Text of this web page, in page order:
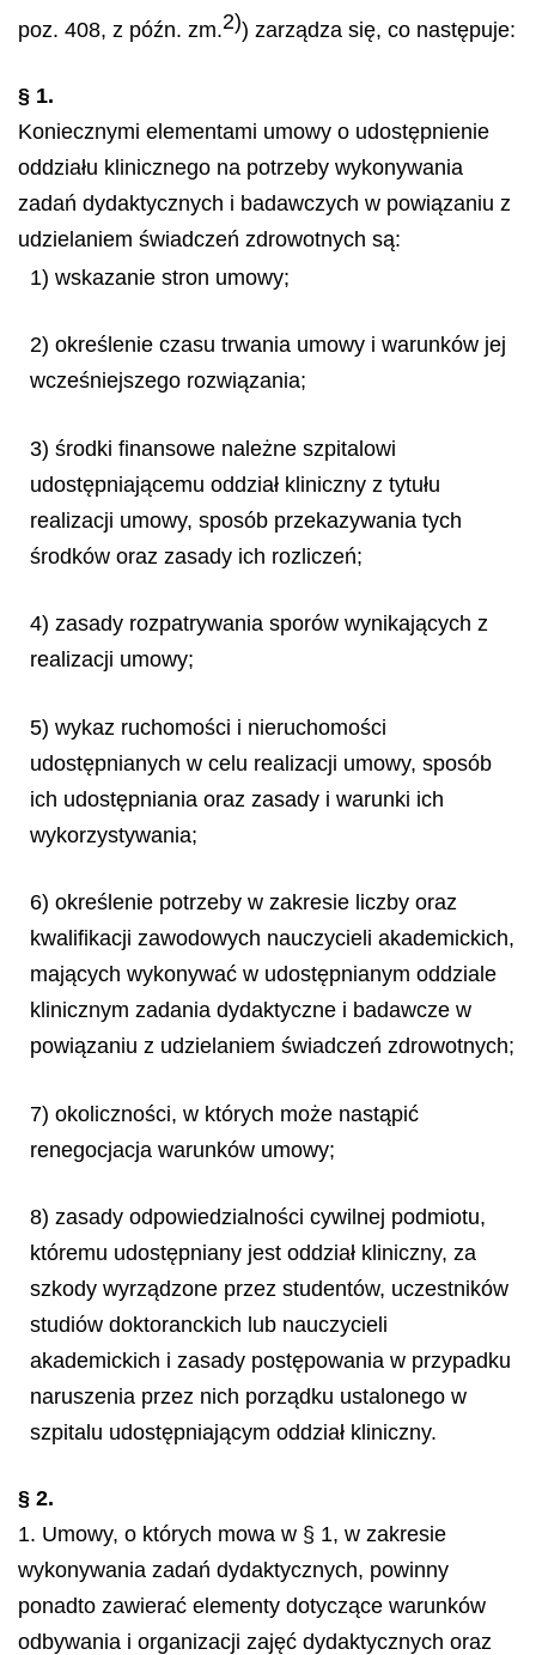
poz. 408, z późn. zm.2)) zarządza się, co następuje:
§ 1.
Koniecznymi elementami umowy o udostępnienie
oddziału klinicznego na potrzeby wykonywania
zadań dydaktycznych i badawczych w powiązaniu z
udzielaniem świadczeń zdrowotnych są:
1) wskazanie stron umowy;
2) określenie czasu trwania umowy i warunków jej
wcześniejszego rozwiązania;
3) środki finansowe należne szpitalowi
udostępniającemu oddział kliniczny z tytułu
realizacji umowy, sposób przekazywania tych
środków oraz zasady ich rozliczeń;
4) zasady rozpatrywania sporów wynikających z
realizacji umowy;
5) wykaz ruchomości i nieruchomości
udostępnianych w celu realizacji umowy, sposób
ich udostępniania oraz zasady i warunki ich
wykorzystywania;
6) określenie potrzeby w zakresie liczby oraz
kwalifikacji zawodowych nauczycieli akademickich,
mających wykonywać w udostępnianym oddziale
klinicznym zadania dydaktyczne i badawcze w
powiązaniu z udzielaniem świadczeń zdrowotnych;
7) okoliczności, w których może nastąpić
renegocjacja warunków umowy;
8) zasady odpowiedzialności cywilnej podmiotu,
któremu udostępniany jest oddział kliniczny, za
szkody wyrządzone przez studentów, uczestników
studiów doktoranckich lub nauczycieli
akademickich i zasady postępowania w przypadku
naruszenia przez nich porządku ustalonego w
szpitalu udostępniającym oddział kliniczny.
§ 2.
1. Umowy, o których mowa w § 1, w zakresie
wykonywania zadań dydaktycznych, powinny
ponadto zawierać elementy dotyczące warunków
odbywania i organizacji zajęć dydaktycznych oraz